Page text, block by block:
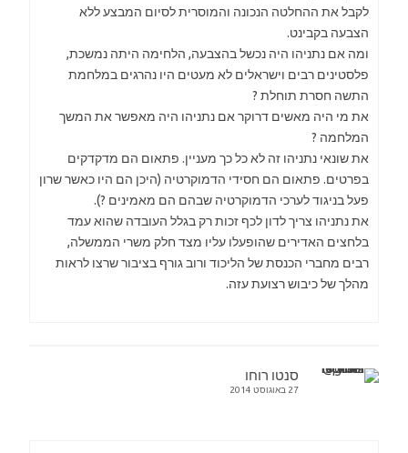
לקבל את ההחלטה הנכונה והמוסרית לסיום המבצע ללא
הצבעה בקבינט.
ומה אם נתניהו היה נכשל בהצבעה, הלחימה היתה נמשכת,
פלסטינים רבים וישראלים לא מעטים היו נהרגים במלחמת
התשה חסרת תוחלת ?
את מי היה מאשים דרוקר אם נתניהו היה מאפשר את המשך
המלחמה ?
את שונאי נתניהו זה לא כל כך מעניין. פתאום הם מדקדקים
בפרטים. פתאום הם חסידי הדמוקרטיה (היכן הם היו כאשר שרון
פעל בניגוד לערכי הדמוקרטיה שבהם הם מאמינים ?).
את נתניהו צריך לדון לכף זכות רק בגלל העובדה שהוא עמד
בלחצים האדירים שהופעלו עליו מצד חלק משרי הממשלה,
רבים מחברי הכנסת של הליכוד ורוב גורף בציבור שרצו לראות
מהלך של כיבוש רצועת עזה.
סנטו רוחו
27 באוגוסט 2014